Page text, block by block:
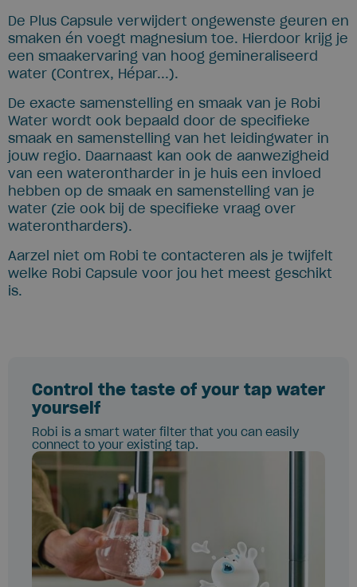
De Plus Capsule verwijdert ongewenste geuren en
smaken én voegt magnesium toe. Hierdoor krijg je
een smaakervaring van hoog gemineraliseerd
water (Contrex, Hépar...).
De exacte samenstelling en smaak van je Robi
Water wordt ook bepaald door de specifieke
smaak en samenstelling van het leidingwater in
jouw regio. Daarnaast kan ook de aanwezigheid
van een waterontharder in je huis een invloed
hebben op de smaak en samenstelling van je
water (zie ook bij de specifieke vraag over
waterontharders).
Aarzel niet om Robi te contacteren als je twijfelt
welke Robi Capsule voor jou het meest geschikt
is.
Control the taste of your tap water
yourself
Robi is a smart water filter that you can easily
connect to your existing tap.